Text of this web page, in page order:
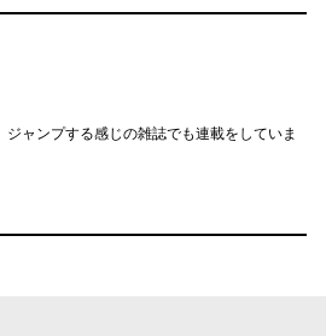
ャンプする感じの雑誌でも連載をしていま